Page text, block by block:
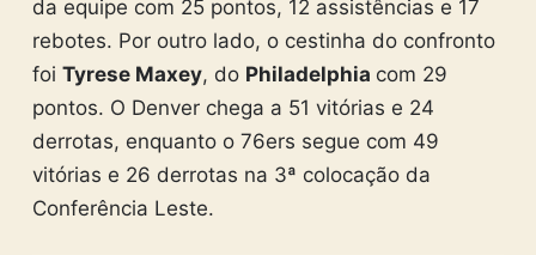
da equipe com 25 pontos, 12 assistências e 17
rebotes. Por outro lado, o cestinha do confronto
foi Tyrese Maxey, do Philadelphia com 29
pontos. O Denver chega a 51 vitórias e 24
derrotas, enquanto o 76ers segue com 49
vitórias e 26 derrotas na 3ª colocação da
Conferência Leste.